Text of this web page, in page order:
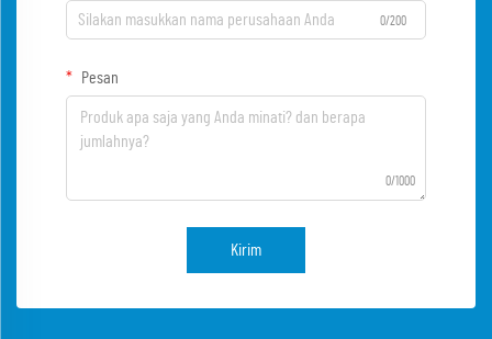
0/200
Pesan
0/1000
Kirim